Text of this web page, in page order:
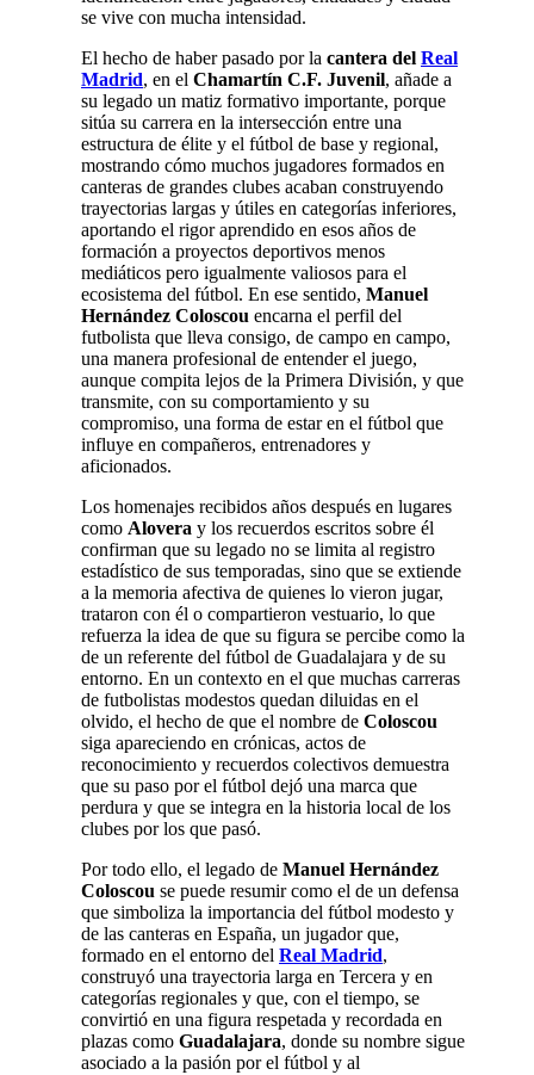
se vive con mucha intensidad.
El hecho de haber pasado por la cantera del Real
Madrid, en el Chamartín C.F. Juvenil, añade a
su legado un matiz formativo importante, porque
sitúa su carrera en la intersección entre una
estructura de élite y el fútbol de base y regional,
mostrando cómo muchos jugadores formados en
canteras de grandes clubes acaban construyendo
trayectorias largas y útiles en categorías inferiores,
aportando el rigor aprendido en esos años de
formación a proyectos deportivos menos
mediáticos pero igualmente valiosos para el
ecosistema del fútbol. En ese sentido, Manuel
Hernández Coloscou encarna el perfil del
futbolista que lleva consigo, de campo en campo,
una manera profesional de entender el juego,
aunque compita lejos de la Primera División, y que
transmite, con su comportamiento y su
compromiso, una forma de estar en el fútbol que
influye en compañeros, entrenadores y
aficionados.
Los homenajes recibidos años después en lugares
como Alovera y los recuerdos escritos sobre él
confirman que su legado no se limita al registro
estadístico de sus temporadas, sino que se extiende
a la memoria afectiva de quienes lo vieron jugar,
trataron con él o compartieron vestuario, lo que
refuerza la idea de que su figura se percibe como la
de un referente del fútbol de Guadalajara y de su
entorno. En un contexto en el que muchas carreras
de futbolistas modestos quedan diluidas en el
olvido, el hecho de que el nombre de Coloscou
siga apareciendo en crónicas, actos de
reconocimiento y recuerdos colectivos demuestra
que su paso por el fútbol dejó una marca que
perdura y que se integra en la historia local de los
clubes por los que pasó.
Por todo ello, el legado de Manuel Hernández
Coloscou se puede resumir como el de un defensa
que simboliza la importancia del fútbol modesto y
de las canteras en España, un jugador que,
formado en el entorno del Real Madrid,
construyó una trayectoria larga en Tercera y en
categorías regionales y que, con el tiempo, se
convirtió en una figura respetada y recordada en
plazas como Guadalajara, donde su nombre sigue
asociado a la pasión por el fútbol y al